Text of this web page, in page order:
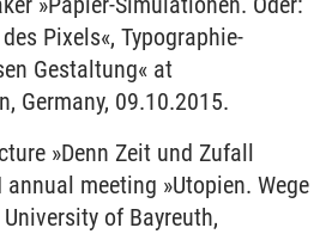
Pixels«, Typographie-
Gestaltung« at
Germany, 09.10.2015.
»Denn Zeit und Zufall
meeting »Utopien. Wege
of Bayreuth,